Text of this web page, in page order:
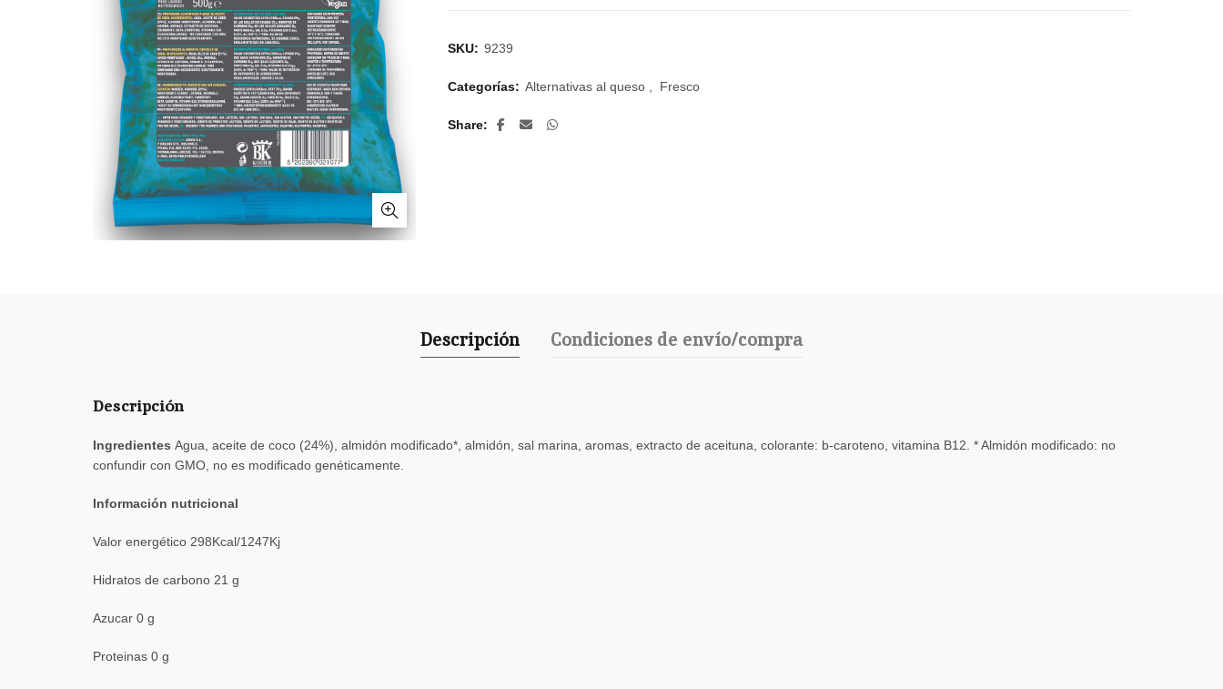
SKU: 9239
Categorías: Alternativas al queso Fresco
Share
Descripción Condiciones de envío/compra
Descripción
Ingredientes Agua, aceite de coco (24%), almidón modificado*, almidón, sal marina, aromas, extracto de aceituna, colorante: b-caroteno, vitamina B12. * Almidón modificado: no
confundir con GMO, no es modificado genéticamente.
Información nutricional
Valor energético 298Kcal/1247Kj
Hidratos de carbono 21 g
Azucar 0 g
Proteinas 0 g